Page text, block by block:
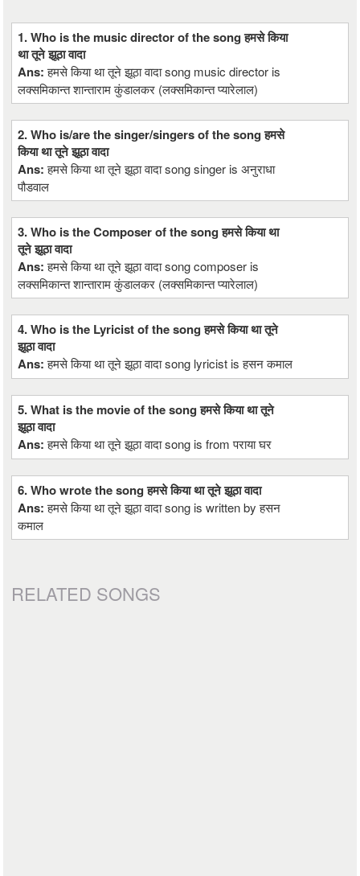
1. Who is the music director of the song हमसे किया
था तूने झूठा वादा
Ans:हमसे किया था तूने झूठा वादा song music director is
लक्समिकान्त शान्ताराम कुंडालकर (लक्समिकान्त प्यारेलाल)
2. Who is/are the singer/singers of the song हमसे
किया था तूने झूठा वादा
Ans:हमसे किया था तूने झूठा वादा song singer is अनुराधा
पौडवाल
3. Who is the Composer of the song हमसे किया था
तूने झूठा वादा
Ans:हमसे किया था तूने झूठा वादा song composer is
लक्समिकान्त शान्ताराम कुंडालकर (लक्समिकान्त प्यारेलाल)
4. Who is the Lyricist of the song हमसे किया था तूने
झूठा वादा
Ans:हमसे किया था तूने झूठा वादा song lyricist is हसन कमाल
5. What is the movie of the song हमसे किया था तूने
झूठा वादा
Ans:हमसे किया था तूने झूठा वादा song is from पराया घर
6. Who wrote the song हमसे किया था तूने झूठा वादा
Ans:हमसे किया था तूने झूठा वादा song is written by हसन
कमाल
RELATED SONGS